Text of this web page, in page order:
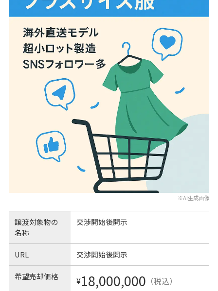
※AI生成画像
譲渡対象物の
名称
交渉開始後開示
URL 交渉開始後開示
希望売却価格 ¥18,000,000 （税込）